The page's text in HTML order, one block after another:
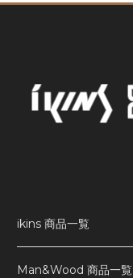
ikins 商品一覧
Man&Wood 商品一覧